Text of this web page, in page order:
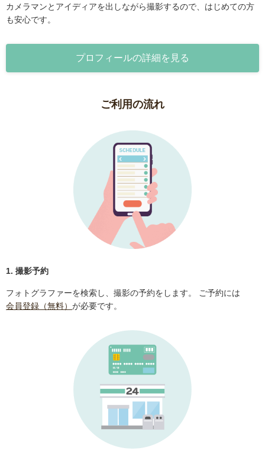
カメラマンとアイディアを出しながら撮影するので、はじめての方
も安心です。
プロフィールの詳細を見る
ご利用の流れ
1. 撮影予約
フォトグラファーを検索し、撮影の予約をします。 ご予約には
会員登録（無料） が必要です。